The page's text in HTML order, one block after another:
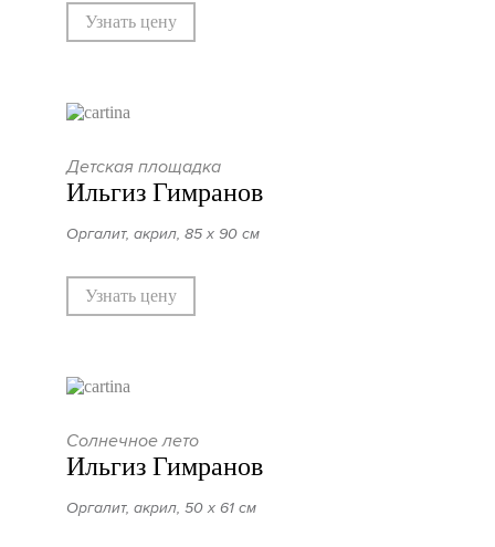
Узнать цену
Детская площадка
Ильгиз Гимранов
Оргалит, акрил, 85 х 90 см
Узнать цену
Солнечное лето
Ильгиз Гимранов
Оргалит, акрил, 50 х 61 см